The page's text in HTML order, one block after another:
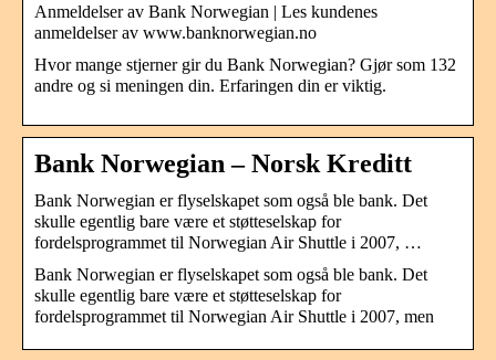
Anmeldelser av Bank Norwegian | Les kundenes
anmeldelser av www.banknorwegian.no
Hvor mange stjerner gir du Bank Norwegian? Gjør som 132
andre og si meningen din. Erfaringen din er viktig.
Bank Norwegian – Norsk Kreditt
Bank Norwegian er flyselskapet som også ble bank. Det
skulle egentlig bare være et støtteselskap for
fordelsprogrammet til Norwegian Air Shuttle i 2007, …
Bank Norwegian er flyselskapet som også ble bank. Det
skulle egentlig bare være et støtteselskap for
fordelsprogrammet til Norwegian Air Shuttle i 2007, men